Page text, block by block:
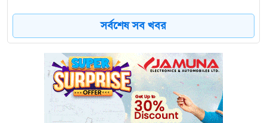
ত্রয়োদশ জাতীয় নির্বাচন, শান্তিপূর্ণ ও নিরপেক্ষ হোক
ইশরাকের আসনে ভোটকেন্দ্রে ঢুকে প্রিজাইডিং অফিসারের
ওপর হামলা বিএনপি নেতাকর্মীদের
অবরুদ্ধ জামায়াত নেতাকে উদ্ধার করলেন এনসিপি নেত্রী ডা.
সর্বশেষ সব খবর